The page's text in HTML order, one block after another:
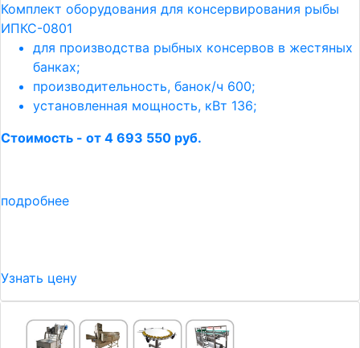
Комплект оборудования для консервирования рыбы
ИПКС-0801
для производства рыбных консервов в жестяных
банках;
производительность, банок/ч 600;
установленная мощность, кВт 136;
Стоимость - от 4 693 550 руб.
подробнее
Узнать цену